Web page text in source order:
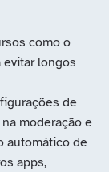
como o
longos
de
moderação e
automático de
apps,